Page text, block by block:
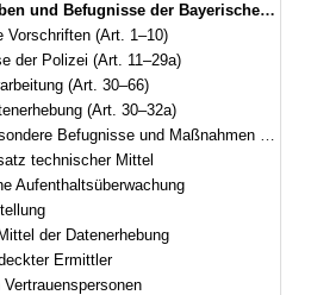
– PAG) in der Fassung der Bekanntmachung vom 14. September 1990 (GVBl. S. 397) BayRS 2012-1-1-I (Art. 1–102)
Vorschriften (Art. 1–10)
der Polizei (Art. 11–29a)
(Art. 30–66)
(Art. 30–32a)
und Maßnahmen der Datenerhebung (Art. 33–52)
technischer Mittel
Aufenthaltsüberwachung
der Datenerhebung
Ermittler